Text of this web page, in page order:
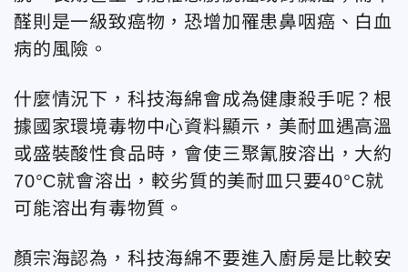
醛則是一級致癌物，恐增加罹患鼻咽癌、白血
病的風險。
什麼情況下，科技海綿會成為健康殺手呢？根
據國家環境毒物中心資料顯示，美耐皿遇高溫
或盛裝酸性食品時，會使三聚氰胺溶出，大約
70°C就會溶出，較劣質的美耐皿只要40°C就
可能溶出有毒物質。
顏宗海認為，科技海綿不要進入廚房是比較安